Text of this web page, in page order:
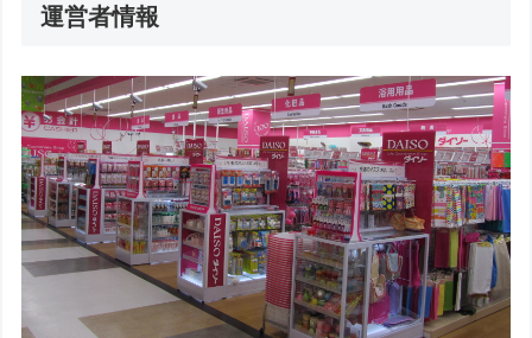
運営者情報